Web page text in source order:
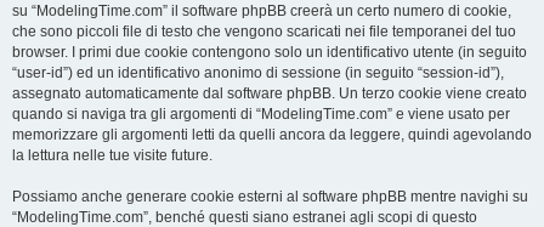
su “ModelingTime.com” il software phpBB creerà un certo numero di cookie,
che sono piccoli file di testo che vengono scaricati nei file temporanei del tuo
browser. I primi due cookie contengono solo un identificativo utente (in seguito
“user-id”) ed un identificativo anonimo di sessione (in seguito “session-id”),
assegnato automaticamente dal software phpBB. Un terzo cookie viene creato
quando si naviga tra gli argomenti di “ModelingTime.com” e viene usato per
memorizzare gli argomenti letti da quelli ancora da leggere, quindi agevolando
la lettura nelle tue visite future.
Possiamo anche generare cookie esterni al software phpBB mentre navighi su
“ModelingTime.com”, benché questi siano estranei agli scopi di questo